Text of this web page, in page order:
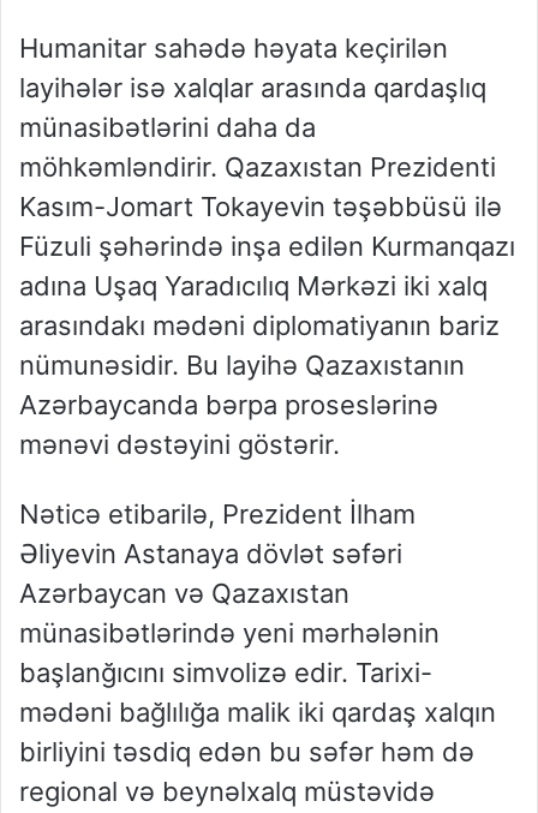
Humanitar sahədə həyata keçirilən
layihələr isə xalqlar arasında qardaşlıq
münasibətlərini daha da
möhkəmləndirir. Qazaxıstan Prezidenti
Kasım-Jomart Tokayevin təşəbbüsü ilə
Füzuli şəhərində inşa edilən Kurmanqazı
adına Uşaq Yaradıcılıq Mərkəzi iki xalq
arasındakı mədəni diplomatiyanın bariz
nümunəsidir. Bu layihə Qazaxıstanın
Azərbaycanda bərpa proseslərinə
mənəvi dəstəyini göstərir.
Nəticə etibarilə, Prezident İlham
Əliyevin Astanaya dövlət səfəri
Azərbaycan və Qazaxıstan
münasibətlərində yeni mərhələnin
başlanğıcını simvolizə edir. Tarixi-
mədəni bağlılığa malik iki qardaş xalqın
birliyini təsdiq edən bu səfər həm də
regional və beynəlxalq müstəvidə